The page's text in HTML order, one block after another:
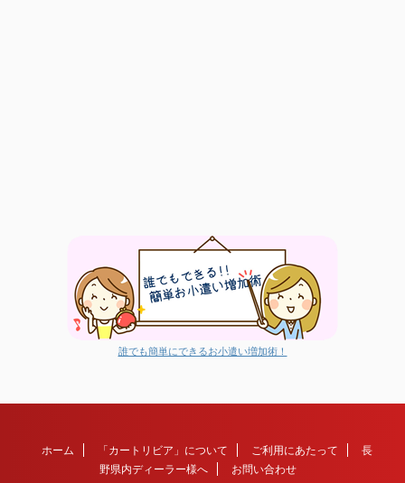
誰でも簡単にできるお小遣い増加術！
ホーム 「カートリビア」について ご利用にあたって
長
野県内ディーラー様へ
お問い合わせ